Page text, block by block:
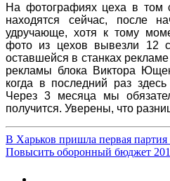
На фотографиях цеха в том
находятся сейчас, после
удручающе, хотя к тому
фото из цехов вывезли 12
оставшейся в станках
рекламы блока Виктора
когда в последний раз
Через 3 месяца мы
получится. Уверены, что
В Харьков пришла первая
Повысить оборонный бюджет